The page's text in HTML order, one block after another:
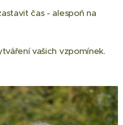
čas - alespoň na
vašich vzpomínek.